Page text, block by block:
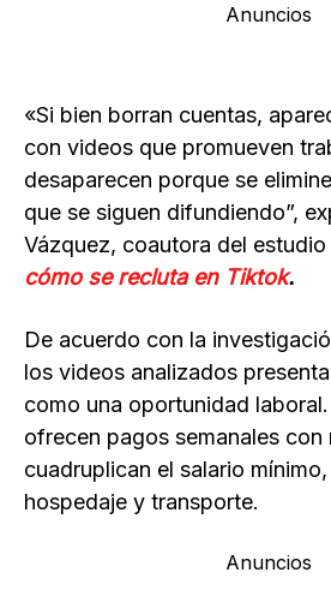
Anuncios
«Si bien borran cuentas,
con videos que promueven
desaparecen porque se
que se siguen difundiendo”,
Vázquez, coautora del estudio
cómo se recluta en Tiktok.
De acuerdo con la
los videos analizados
como una oportunidad
ofrecen pagos semanales con
cuadruplican el salario
hospedaje y transporte.
Anuncios